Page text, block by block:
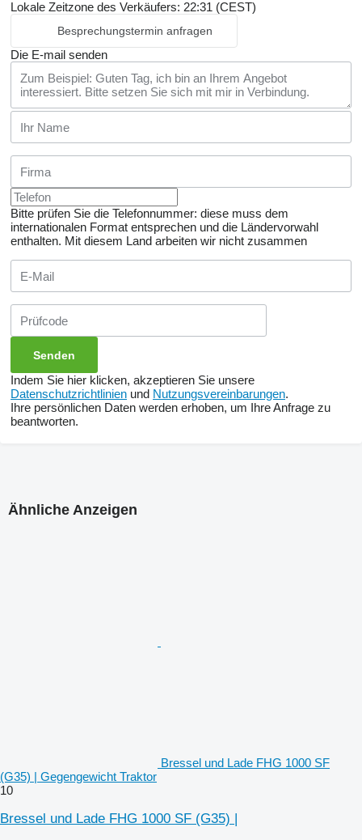
Lokale Zeitzone des Verkäufers: 22:31 (CEST)
Besprechungstermin anfragen
Die E-mail senden
Bitte prüfen Sie die Telefonnummer: diese muss dem
internationalen Format entsprechen und die Ländervorwahl
enthalten. Mit diesem Land arbeiten wir nicht zusammen
Indem Sie hier klicken, akzeptieren Sie unsere
Datenschutzrichtlinien und Nutzungsvereinbarungen.
Ihre persönlichen Daten werden erhoben, um Ihre Anfrage zu
beantworten.
Ähnliche Anzeigen
Bressel und Lade FHG 1000 SF
(G35) | Gegengewicht Traktor
10
Bressel und Lade FHG 1000 SF (G35) |